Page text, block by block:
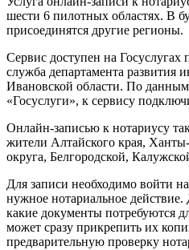
шести 6 пилотных областях. В
присоединятся другие регионы.
Сервис доступен на Госуслугах
служба департамента развития
Ивановской области. По
«Госуслуги», к сервису
Онлайн-записью к нотариусу
жители Алтайского края,
округа, Белгородской,
Для записи необходимо войти
нужное нотариальное действие.
какие документы потребуются
может сразу прикрепить их
предварительную проверку